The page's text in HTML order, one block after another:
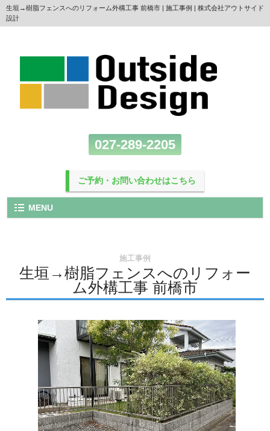
生垣→樹脂フェンスへのリフォーム外構工事 前橋市 | 施工事例 | 株式会社アウトサイド
設計
027-289-2205
ご予約・お問い合わせはこちら
MENU
施工事例
生垣→樹脂フェンスへのリフォー
ム外構工事 前橋市